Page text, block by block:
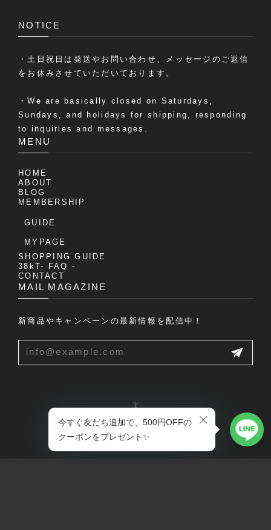
NOTICE
・土日祝日は発送やお問い合わせ、メッセージのご返信
をお休みさせていただいております。
・We are basically closed on Saturdays,
Sundays, and holidays for shipping, responding
to inquiries and messages.
MENU
HOME
ABOUT
BLOG
MEMBERSHIP
GUIDE
MYPAGE
SHOPPING GUIDE
38kT- FAQ -
CONTACT
MAIL MAGAZINE
新商品やキャンペーンの最新情報を配信中！